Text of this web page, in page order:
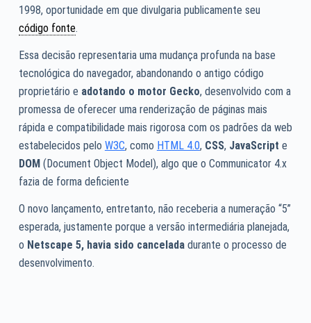
1998, oportunidade em que divulgaria publicamente seu
código fonte.
Essa decisão representaria uma mudança profunda na base
tecnológica do navegador, abandonando o antigo código
proprietário e adotando o motor Gecko, desenvolvido com a
promessa de oferecer uma renderização de páginas mais
rápida e compatibilidade mais rigorosa com os padrões da web
estabelecidos pelo W3C, como HTML 4.0, CSS, JavaScript e
DOM (Document Object Model), algo que o Communicator 4.x
fazia de forma deficiente
O novo lançamento, entretanto, não receberia a numeração “5”
esperada, justamente porque a versão intermediária planejada,
o Netscape 5, havia sido canceladadurante o processo de
desenvolvimento.